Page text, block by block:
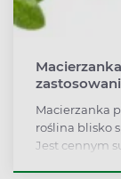
Macierzanka
roślina blisko
Jest cennym